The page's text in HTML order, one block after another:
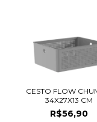
CESTO FLOW
34X27X13 CM
R$56,90